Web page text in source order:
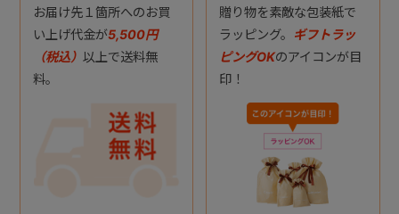
お届け先１箇所へのお買
い上げ代金が5,500円
（税込） 以上で送料無
料。
贈り物を素敵な包装紙で
ラッピング。 ギフトラッ
ピングOKのアイコンが目
印！